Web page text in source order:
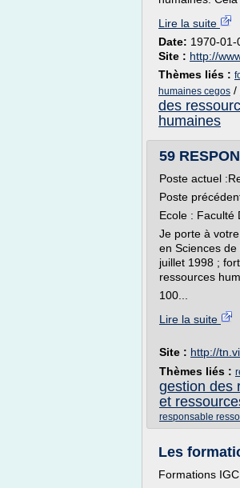
Lire la suite
Date: 1970-01-
Site : http://
Thèmes liés :
humaines cegos /
des
humaines
59
Poste actuel
Poste
Ecole : Faculté
Je porte à
en Sciences
juillet 1998 ;
ressources
100...
Lire la suite
Site : http://
Thèmes liés :
gestion des
et
responsable
Les
Formations IGC